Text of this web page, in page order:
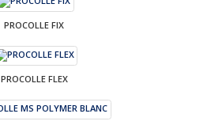
PROCOLLE FIX
PROCOLLE FLEX